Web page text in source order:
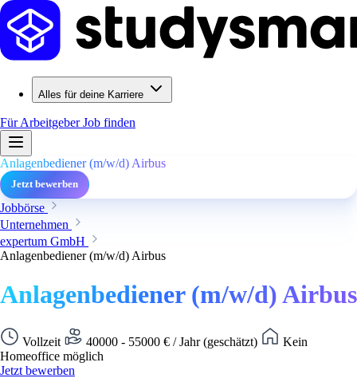
Alles für deine Karriere
Für ArbeitgeberJob finden
Anlagenbediener (m/w/d) Airbus
Jetzt bewerben
Jobbörse
Unternehmen
expertum GmbH
Anlagenbediener (m/w/d) Airbus
Anlagenbediener (m/w/d) Airbus
Vollzeit 40000 - 55000 € / Jahr (geschätzt)
Kein
Homeoffice möglich
Jetzt bewerben